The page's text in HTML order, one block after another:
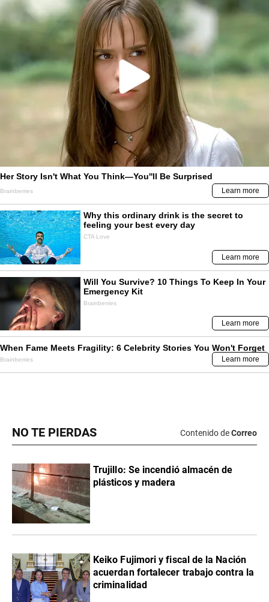
NO TE PIERDAS Contenido deCorreo
Trujillo: Se incendió almacén de
plásticos y madera
Keiko Fujimori y fiscal de la Nación
acuerdan fortalecer trabajo contra la
criminalidad